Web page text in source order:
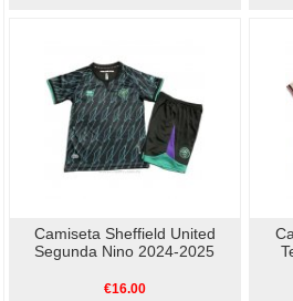
Camiseta Sheffield United
Segunda Nino 2024-2025
€16.00